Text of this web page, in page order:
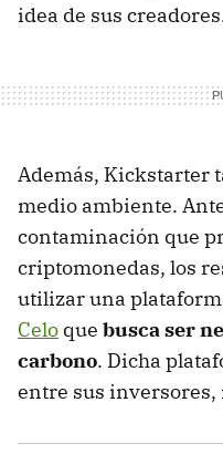
idea de sus
Además, Kickstarter
medio ambiente.
contaminación que
criptomonedas, los
utilizar una
Celo que busca ser
carbono. Dicha
entre sus inversores,